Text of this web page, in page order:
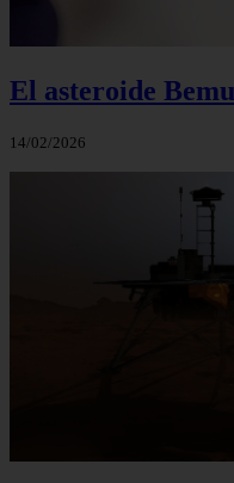
El asteroide
14/02/2026